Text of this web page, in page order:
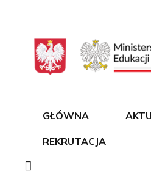
GŁÓWNA
REKRUTACJA